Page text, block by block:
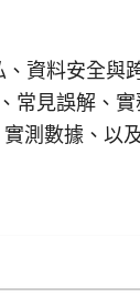
資料安全與
常見誤解、
測數據、以